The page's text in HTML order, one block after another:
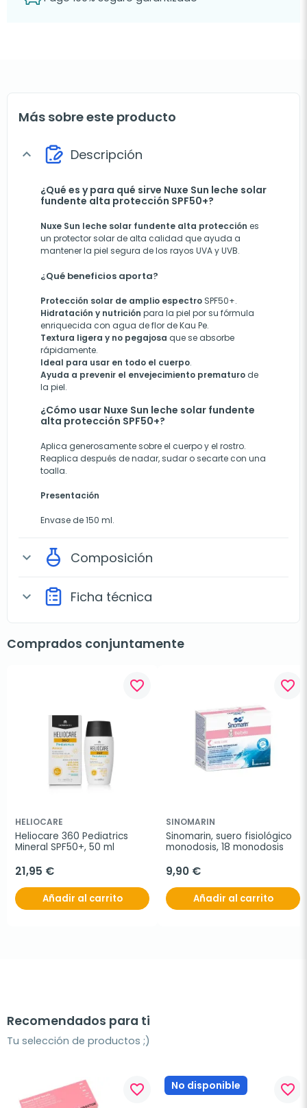
Más sobre este producto
expand_more Descripción
¿Qué es y para qué sirve Nuxe Sun leche solar
fundente alta protección SPF50+?
Nuxe Sun leche solar fundente alta protección es
un protector solar de alta calidad que ayuda a
mantener la piel segura de los rayos UVA y UVB.
¿Qué beneficios aporta?
Protección solar de amplio espectro SPF50+.
Hidratación y nutrición para la piel por su fórmula
enriquecida con agua de flor de Kau Pe.
Textura ligera y no pegajosa que se absorbe
rápidamente.
Ideal para usar en todo el cuerpo.
Ayuda a prevenir el envejecimiento prematuro de
la piel.
¿Cómo usar Nuxe Sun leche solar fundente
alta protección SPF50+?
Aplica generosamente sobre el cuerpo y el rostro.
Reaplica después de nadar, sudar o secarte con una
toalla.
Presentación
Envase de 150 ml.
expand_more Composición
expand_more Ficha técnica
Comprados conjuntamente
favorite_border
HELIOCARE
Heliocare 360 Pediatrics
Mineral SPF50+, 50 ml
21,95 €
Añadir al carrito
favorite_border
SINOMARIN
Sinomarin, suero fisiológico
monodosis, 18 monodosis
9,90 €
Añadir al carrito
Recomendados para ti
Tu selección de productos ;)
favorite_border No disponible favorite_border